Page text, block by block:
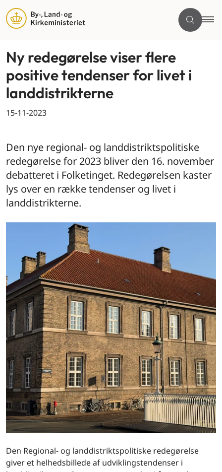
Ny redegørelse viser flere
positive tendenser for livet i
landdistrikterne
15-11-2023
Den nye regional- og landdistriktspolitiske
redegørelse for 2023 bliver den 16. november
debatteret i Folketinget. Redegørelsen kaster
lys over en række tendenser og livet i
landdistrikterne.
Den Regional- og landdistriktspolitiske redegørelse
giver et helhedsbillede af udviklingstendenser i